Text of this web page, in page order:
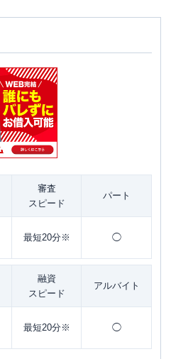
審査
スピード
パート
最短20分※ ◯
融資
スピード
アルバイト
最短20分※ ◯